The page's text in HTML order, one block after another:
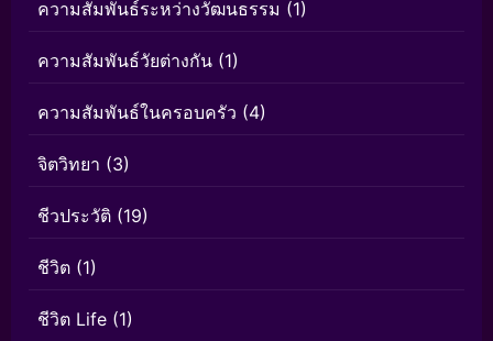
ความสัมพันธ์ระหว่างวัฒนธรรม (1)
ความสัมพันธ์วัยต่างกัน (1)
ความสัมพันธ์ในครอบครัว (4)
จิตวิทยา (3)
ชีวประวัติ (19)
ชีวิต (1)
ชีวิต Life (1)